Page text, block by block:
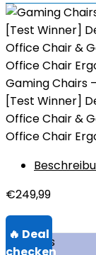
Gaming Chairs
[Test Winner]
Office Chair &
Office Chair
€249,99
Über uns